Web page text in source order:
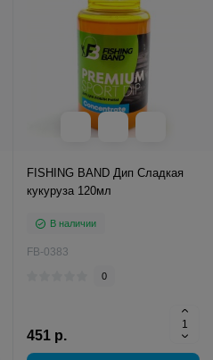
FISHING BAND Дип Сладкая
кукуруза 120мл
В наличии
FB-0383
0
451 р.